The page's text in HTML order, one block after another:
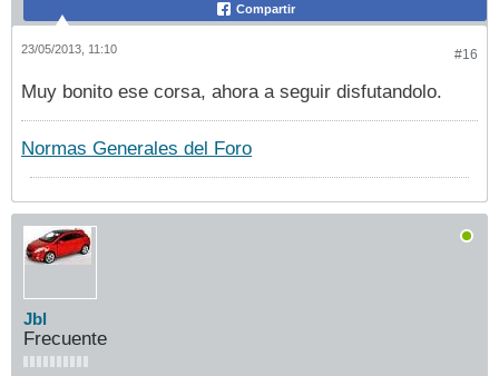
Compartir
#16
23/05/2013, 11:10
Muy bonito ese corsa, ahora a seguir disfutandolo.
Normas Generales del Foro
Jbl
Frecuente